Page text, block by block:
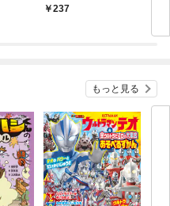
ンスターのミスコン無
237
もっと見る